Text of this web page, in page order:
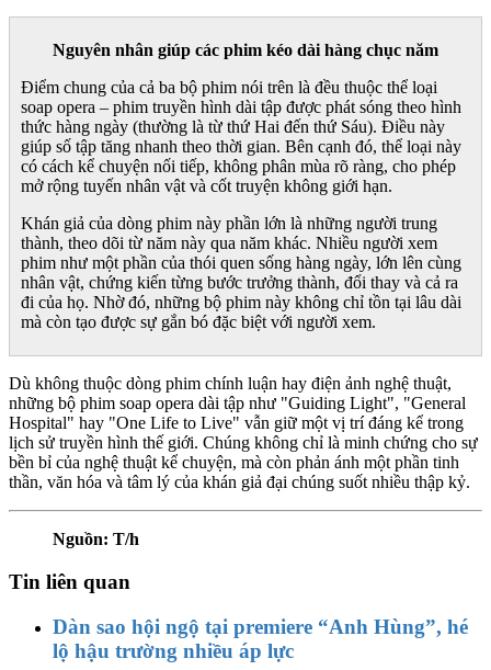
Nguyên nhân giúp các phim kéo dài hàng chục năm
Điểm chung của cả ba bộ phim nói trên là đều thuộc thể loại
soap opera – phim truyền hình dài tập được phát sóng theo hình
thức hàng ngày (thường là từ thứ Hai đến thứ Sáu). Điều này
giúp số tập tăng nhanh theo thời gian. Bên cạnh đó, thể loại này
có cách kể chuyện nối tiếp, không phân mùa rõ ràng, cho phép
mở rộng tuyến nhân vật và cốt truyện không giới hạn.
Khán giả của dòng phim này phần lớn là những người trung
thành, theo dõi từ năm này qua năm khác. Nhiều người xem
phim như một phần của thói quen sống hàng ngày, lớn lên cùng
nhân vật, chứng kiến từng bước trưởng thành, đổi thay và cả ra
đi của họ. Nhờ đó, những bộ phim này không chỉ tồn tại lâu dài
mà còn tạo được sự gắn bó đặc biệt với người xem.
Dù không thuộc dòng phim chính luận hay điện ảnh nghệ thuật,
những bộ phim soap opera dài tập như "Guiding Light", "General
Hospital" hay "One Life to Live" vẫn giữ một vị trí đáng kể trong
lịch sử truyền hình thế giới. Chúng không chỉ là minh chứng cho sự
bền bỉ của nghệ thuật kể chuyện, mà còn phản ánh một phần tinh
thần, văn hóa và tâm lý của khán giả đại chúng suốt nhiều thập kỷ.
Nguồn: T/h
Tin liên quan
Dàn sao hội ngộ tại premiere “Anh Hùng”, hé
lộ hậu trường nhiều áp lực